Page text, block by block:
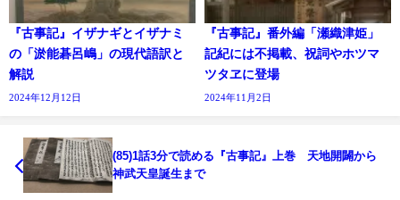
『古事記』イザナギとイザナミ
の「淤能碁呂嶋」の現代語訳と
解説
2024年12月12日
『古事記』番外編「瀬織津姫」
記紀には不掲載、祝詞やホツマ
ツタヱに登場
2024年11月2日
(85)1話3分で読める『古事記』上巻 天地開闢から
神武天皇誕生まで